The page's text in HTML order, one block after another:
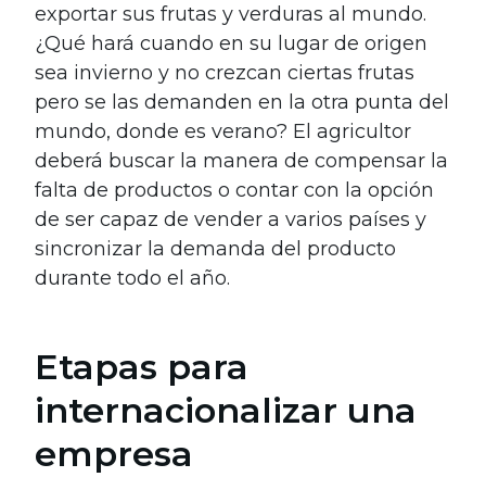
exportar sus frutas y verduras al mundo.
¿Qué hará cuando en su lugar de origen
sea invierno y no crezcan ciertas frutas
pero se las demanden en la otra punta del
mundo, donde es verano? El agricultor
deberá buscar la manera de compensar la
falta de productos o contar con la opción
de ser capaz de vender a varios países y
sincronizar la demanda del producto
durante todo el año.
Etapas para
internacionalizar una
empresa